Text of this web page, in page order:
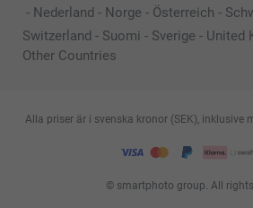
- Nederland - Norge - Österreich -
Switzerland - Suomi - Sverige - United
Other Countries
© smartphoto group. All rights
Alla priser är i svenska kronor (SEK), inklusive